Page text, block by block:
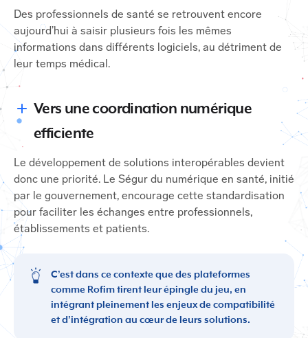
Des professionnels de santé se retrouvent encore
aujourd’hui à saisir plusieurs fois les mêmes
informations dans différents logiciels, au détriment de
leur temps médical.
Vers une coordination numérique
efficiente
Le développement de solutions interopérables devient
donc une priorité. Le Ségur du numérique en santé, initié
par le gouvernement, encourage cette standardisation
pour faciliter les échanges entre professionnels,
établissements et patients.
C’est dans ce contexte que des plateformes
comme Rofim tirent leur épingle du jeu, en
intégrant pleinement les enjeux de compatibilité
et d’intégration au cœur de leurs solutions.